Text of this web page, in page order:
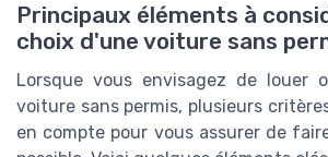
Principaux éléments à
choix d'une voiture sans
Lorsque vous envisagez de louer
voiture sans permis, plusieurs
en compte pour vous assurer de